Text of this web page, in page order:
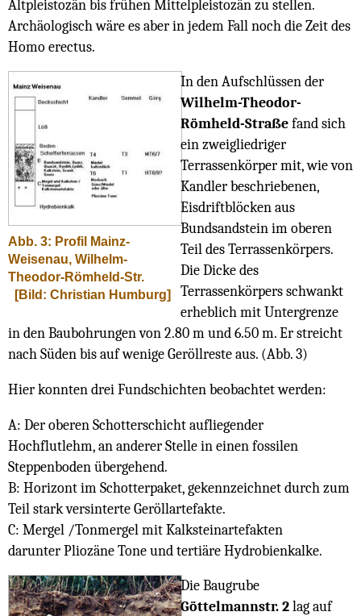
Altpleistozän bis frühen Mittelpleistozän zu stellen.
Archäologisch wäre es aber in jedem Fall noch die Zeit des
Homo erectus.
Abb. 3: Profil Mainz-
Weisenau, Wilhelm-
Theodor-Römheld-Str.
[Bild: Christian Humburg]
In den Aufschlüssen der
Wilhelm-Theodor-
Römheld-Straße fand sich
ein zweigliedriger
Terrassenkörper mit, wie von
Kandler beschriebenen,
Eisdriftblöcken aus
Bundsandstein im oberen
Teil des Terrassenkörpers.
Die Dicke des
Terrassenkörpers schwankt
erheblich mit Untergrenze
in den Baubohrungen von 2.80 m und 6.50 m. Er streicht
nach Süden bis auf wenige Geröllreste aus. (Abb. 3)
Hier konnten drei Fundschichten beobachtet werden:
A: Der oberen Schotterschicht aufliegender
Hochflutlehm, an anderer Stelle in einen fossilen
Steppenboden übergehend.
B: Horizont im Schotterpaket, gekennzeichnet durch zum
Teil stark versinterte Geröllartefakte.
C: Mergel /Tonmergel mit Kalksteinartefakten
darunter Pliozäne Tone und tertiäre Hydrobienkalke.
Die Baugrube
Göttelmannstr. 2 lag auf